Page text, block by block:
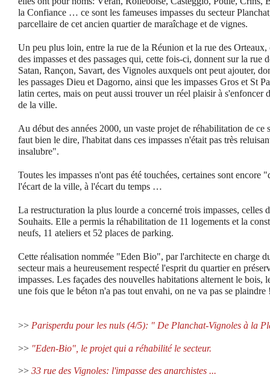
la Confiance … ce sont les fameuses impasses du secteur
parcellaire de cet ancien quartier de maraîchage et de vignes.
Un peu plus loin, entre la rue de la Réunion et la rue des Orteaux,
des impasses et des passages qui, cette fois-ci, donnent sur la
Satan, Rançon, Savart, des Vignoles auxquels ont peut ajouter,
les passages Dieu et Dagorno, ainsi que les impasses Gros et St
latin certes, mais on peut aussi trouver un réel plaisir à s'enfoncer
de la ville.
Au début des années 2000, un vaste projet de réhabilitation de ce
faut bien le dire, l'habitat dans ces impasses n'était pas très
insalubre".
Toutes les impasses n'ont pas été touchées, certaines sont encore
l'écart de la ville, à l'écart du temps …
La restructuration la plus lourde a concerné trois impasses, celles
Souhaits. Elle a permis la réhabilitation de 11 logements et la
neufs, 11 ateliers et 52 places de parking.
Cette réalisation nommée "Eden Bio", par l'architecte en charge
secteur mais a heureusement respecté l'esprit du quartier en
impasses. Les façades des nouvelles habitations alternent le
une fois que le béton n'a pas tout envahi, on ne va pas se plaindre
>> Parisperdu pour les nuls (4/5): " De Planchat-Vignoles à la
>> "Eden-Bio", le projet qui a réhabilité le secteur.
>> 33 rue des Vignoles: l'impasse des anarchistes ...